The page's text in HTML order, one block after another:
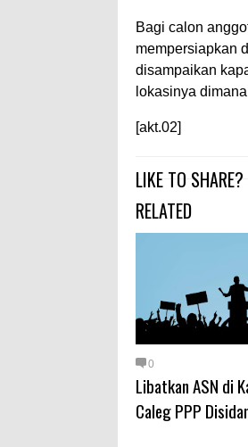
Bagi calon
mempersiapkan
disampaikan
lokasinya
[akt.02]
LIKE TO SHARE?
RELATED
0
Libatkan ASN di
Caleg PPP